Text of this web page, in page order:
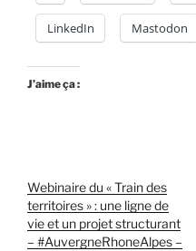
LinkedIn Mastodon
J’aime ça :
Webinaire du « Train des
territoires » : une ligne de
vie et un projet structurant
– #AuvergneRhoneAlpes –